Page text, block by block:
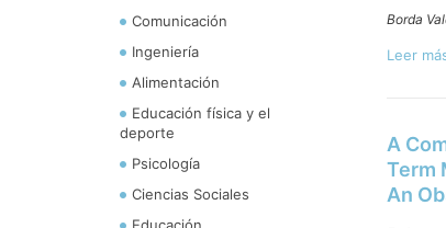
Comunicación
Ingeniería
Alimentación
Educación física y el
deporte
Psicología
Ciencias Sociales
Educación
Borda
Leer
A
Term
An